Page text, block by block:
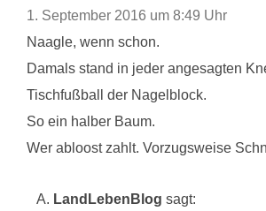
1. September 2016 um 8:49 Uhr
Naagle, wenn schon.
Damals stand in jeder angesagten
Tischfußball der Nagelblock.
So ein halber Baum.
Wer abloost zahlt. Vorzugsweise
LandLebenBlog sagt: